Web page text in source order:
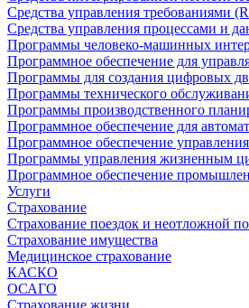
Средства управления требованиями
Средства управления процессами и
Программы человеко-машинных
Программное обеспечение для
Программы для создания цифровых
Программы технического
Программы производственного
Программное обеспечение для
Программное обеспечение
Программы управления жизненным
Программное обеспечение
Услуги
Страхование
Страхование поездок и неотложной
Страхование имущества
Медицинское страхование
КАСКО
ОСАГО
Страхование жизни